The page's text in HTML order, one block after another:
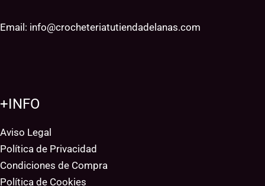
Email: info@crocheteriatutiendadelanas.com
+INFO
Aviso Legal
Política de Privacidad
Condiciones de Compra
Política de Cookies